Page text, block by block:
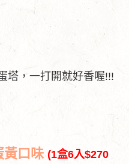
塔，一打開就好香喔!!!
黃口味 (1盒6入$270